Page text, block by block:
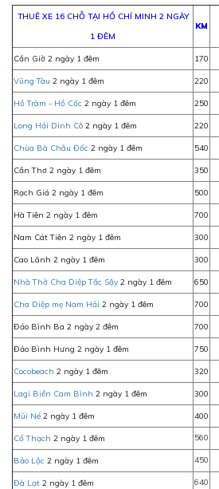
THUÊ XE 16 CHỖ TẠI HỒ CHÍ MINH 2 NGÀY
1 ĐÊM
KM
Cần Giờ 2 ngày 1 đêm 170
Vũng Tàu 2 ngày 1 đêm 220
Hồ Tràm - Hồ Cốc 2 ngày 1 đêm 250
Long Hải Dinh Cô 2 ngày 1 đêm 220
Chùa Bà Châu Đốc 2 ngày 1 đêm 540
Cần Thơ 2 ngày 1 đêm 350
Rạch Giá 2 ngày 1 đêm 500
Hà Tiên 2 ngày 1 đêm 700
Nam Cát Tiên 2 ngày 1 đêm 300
Cao Lãnh 2 ngày 1 đêm 300
Nhà Thờ Cha Diệp Tắc Sậy 2 ngày 1 đêm 650
Cha Diệp mẹ Nam Hải 2 ngày 1 đêm 700
Đảo Bình Ba 2 ngày 2 đêm 700
Đảo Bình Hưng 2 ngày 1 đêm 750
Cocobeach 2 ngày 1 đêm 320
Lagi Biển Cam Bình 2 ngày 1 đêm 300
Mũi Né 2 ngày 1 đêm 400
Cổ Thạch 2 ngày 1 đêm 560
Bảo Lộc 2 ngày 1 đêm 450
Đà Lạt 2 ngày 1 đêm 640